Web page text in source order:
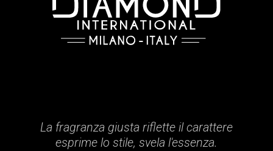
La fragranza giusta riflette il carattere
esprime lo stile, svela l'essenza.